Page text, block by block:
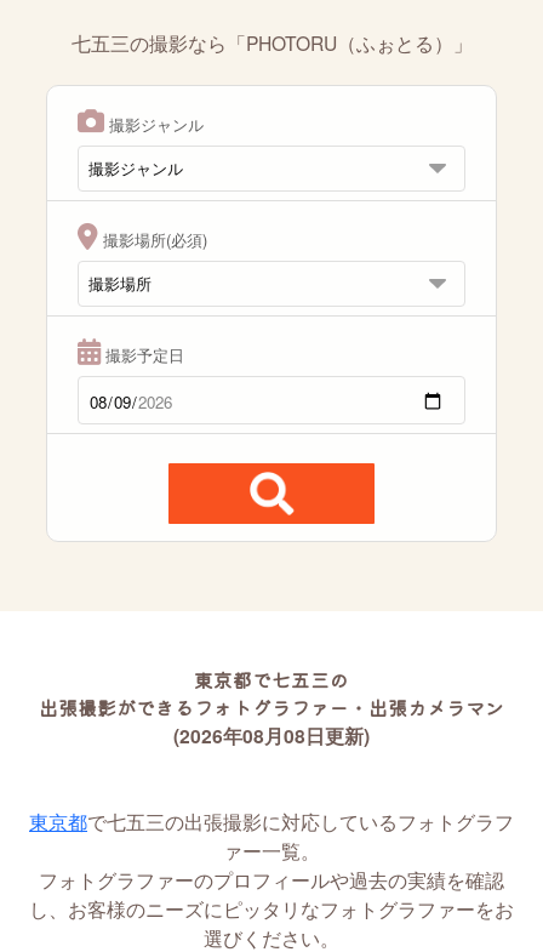
七五三の撮影なら「PHOTORU（ふぉとる）」
撮影ジャンル
撮影場所(必須)
撮影予定日
東京都で七五三の
出張撮影ができるフォトグラファー・出張カメラマン
(2026年08月08日更新)
東京都で七五三の出張撮影に対応しているフォトグラフ
ァー一覧。
フォトグラファーのプロフィールや過去の実績を確認
し、お客様のニーズにピッタリなフォトグラファーをお
選びください。